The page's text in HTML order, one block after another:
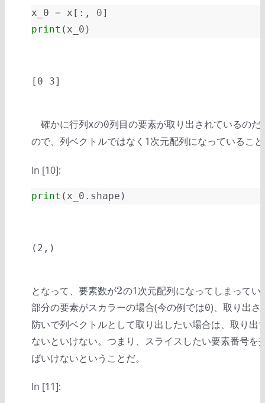
x_0 = x [:, 0]
print ( x_0 )
確かに行列xの0列目の要素が取り出されているの
ので、列ベクトルではなく1次元配列になっているこ
In [10]:
print ( x_0 . shape )
となって、要素数が2
2の1次元配列になってしまって
部分の要素がスカラーの場合(今の例では0)、取り出さ
防いで列ベクトルとして取り出したい場合は、取り
ないといけない。つまり、スライスしたい要素番号を
ばいけないということだ。
In [11]: